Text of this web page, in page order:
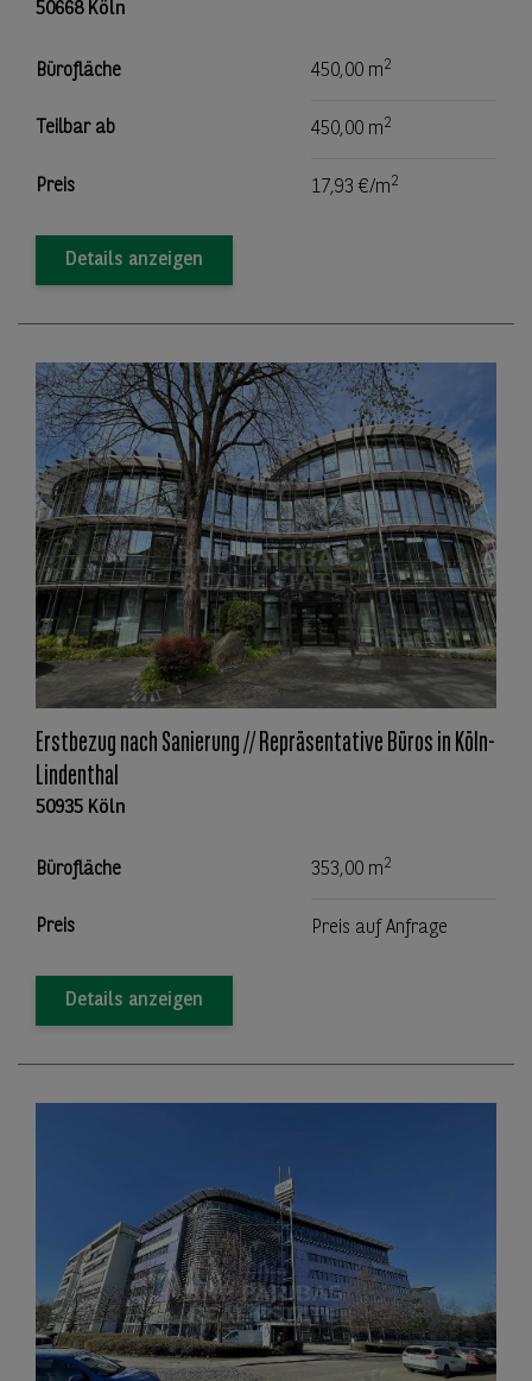
50668 Köln
Bürofläche 450,00 m2
Teilbar ab 450,00 m2
Preis 17,93 €/m2
Details anzeigen
Erstbezug nach Sanierung // Repräsentative Büros in Köln-
Lindenthal
50935 Köln
Bürofläche 353,00 m2
Preis Preis auf Anfrage
Details anzeigen